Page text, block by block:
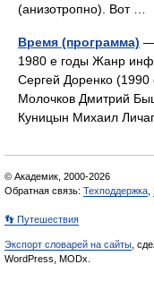
(анизотропно). Вот …
Время (программа) —
1980 е годы Жанр
Сергей Доренко
Молочков Дмитрий
Куницын Михаил
© Академик, 2000-2026
Обратная связь: Техподдержка
👣 Путешествия
Экспорт словарей на сайты ,
WordPress, MODx.